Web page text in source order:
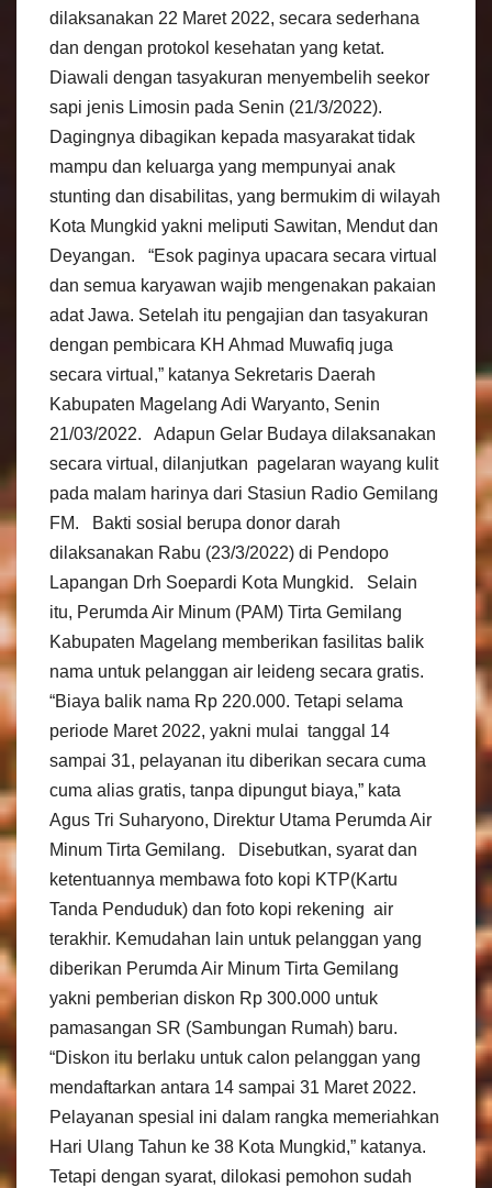
dilaksanakan 22 Maret 2022, secara sederhana
dan dengan protokol kesehatan yang ketat.
Diawali dengan tasyakuran menyembelih seekor
sapi jenis Limosin pada Senin (21/3/2022).
Dagingnya dibagikan kepada masyarakat tidak
mampu dan keluarga yang mempunyai anak
stunting dan disabilitas, yang bermukim di wilayah
Kota Mungkid yakni meliputi Sawitan, Mendut dan
Deyangan. “Esok paginya upacara secara virtual
dan semua karyawan wajib mengenakan pakaian
adat Jawa. Setelah itu pengajian dan tasyakuran
dengan pembicara KH Ahmad Muwafiq juga
secara virtual,” katanya Sekretaris Daerah
Kabupaten Magelang Adi Waryanto, Senin
21/03/2022. Adapun Gelar Budaya dilaksanakan
secara virtual, dilanjutkan pagelaran wayang kulit
pada malam harinya dari Stasiun Radio Gemilang
FM. Bakti sosial berupa donor darah
dilaksanakan Rabu (23/3/2022) di Pendopo
Lapangan Drh Soepardi Kota Mungkid. Selain
itu, Perumda Air Minum (PAM) Tirta Gemilang
Kabupaten Magelang memberikan fasilitas balik
nama untuk pelanggan air leideng secara gratis.
“Biaya balik nama Rp 220.000. Tetapi selama
periode Maret 2022, yakni mulai tanggal 14
sampai 31, pelayanan itu diberikan secara cuma
cuma alias gratis, tanpa dipungut biaya,” kata
Agus Tri Suharyono, Direktur Utama Perumda Air
Minum Tirta Gemilang. Disebutkan, syarat dan
ketentuannya membawa foto kopi KTP(Kartu
Tanda Penduduk) dan foto kopi rekening air
terakhir. Kemudahan lain untuk pelanggan yang
diberikan Perumda Air Minum Tirta Gemilang
yakni pemberian diskon Rp 300.000 untuk
pamasangan SR (Sambungan Rumah) baru.
“Diskon itu berlaku untuk calon pelanggan yang
mendaftarkan antara 14 sampai 31 Maret 2022.
Pelayanan spesial ini dalam rangka memeriahkan
Hari Ulang Tahun ke 38 Kota Mungkid,” katanya.
Tetapi dengan syarat, dilokasi pemohon sudah